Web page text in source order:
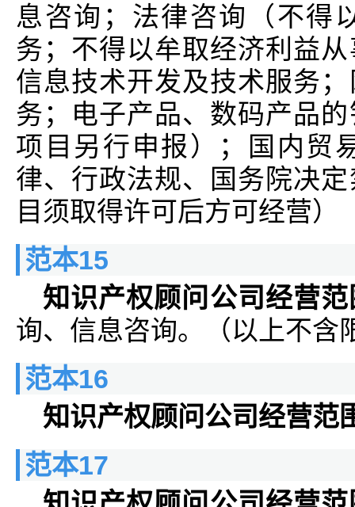
息咨询；法律咨询（不得
务；不得以牟取经济利益
信息技术开发及技术服务
务；电子产品、数码产品
项目另行申报）；国内贸
律、行政法规、国务院决
目须取得许可后方可经营）
范本15
知识产权顾问公司经营
询、信息咨询。（以上不含
范本16
知识产权顾问公司经营范
范本17